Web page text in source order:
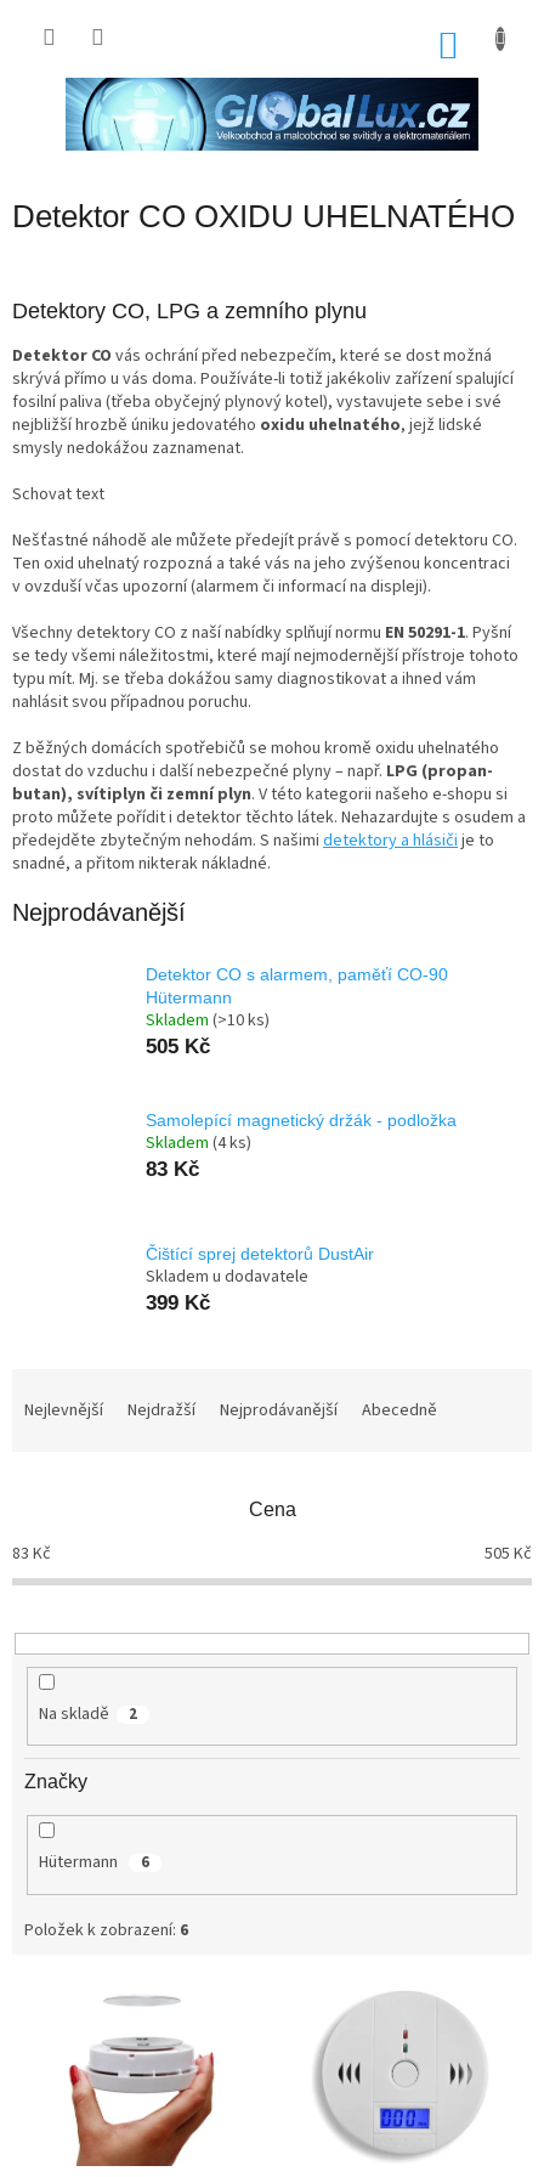
Detektor CO OXIDU UHELNATÉHO
Detektory CO, LPG a zemního plynu
Detektor CO vás ochrání před nebezpečím, které se dost možná
skrývá přímo u vás doma. Používáte‑li totiž jakékoliv zařízení spalující
fosilní paliva (třeba obyčejný plynový kotel), vystavujete sebe i své
nejbližší hrozbě úniku jedovatého oxidu uhelnatého, jejž lidské
smysly nedokážou zaznamenat.
Schovat text
Nešťastné náhodě ale můžete předejít právě s pomocí detektoru CO.
Ten oxid uhelnatý rozpozná a také vás na jeho zvýšenou koncentraci
v ovzduší včas upozorní (alarmem či informací na displeji).
Všechny detektory CO z naší nabídky splňují normu EN 50291-1. Pyšní
se tedy všemi náležitostmi, které mají nejmodernější přístroje tohoto
typu mít. Mj. se třeba dokážou samy diagnostikovat a ihned vám
nahlásit svou případnou poruchu.
Z běžných domácích spotřebičů se mohou kromě oxidu uhelnatého
dostat do vzduchu i další nebezpečné plyny – např. LPG (propan-
butan), svítiplyn či zemní plyn. V této kategorii našeho e‑shopu si
proto můžete pořídit i detektor těchto látek. Nehazardujte s osudem a
předejděte zbytečným nehodám. S našimi detektory a hlásiči je to
snadné, a přitom nikterak nákladné.
Nejprodávanější
Detektor CO s alarmem, paměťí CO-90
Hütermann
Skladem (>10 ks)
505 Kč
Samolepící magnetický držák - podložka
Skladem (4 ks)
83 Kč
Čištící sprej detektorů DustAir
Skladem u dodavatele
399 Kč
p
u
Nejlevnější Nejdražší Nejprodávanější Abecedně
Cena
83 Kč 505 Kč
Na skladě 2
Značky
Hütermann 6
Položek k zobrazení: 6